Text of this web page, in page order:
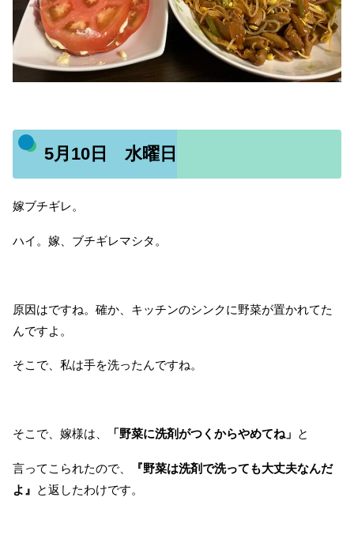
5月10日 水曜日
嫁ブチギレ。
ハイ。嫁、ブチギレマシタ。
原因はですね。確か、キッチンのシンクに野菜が置かれてた
んですよ。
そこで、私は手を洗ったんですね。
そこで、嫁様は、 「野菜に洗剤がつくからやめてね」 と
言ってこられたので、
『野菜は洗剤で洗っても大丈夫なんだ
よ』 と返したわけです。